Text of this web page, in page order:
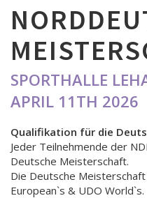
SPORTHALLE
APRIL 11TH 2026
Qualifikation für die
Jeder Teilnehmende der
Deutsche Meisterschaft.
Die Deutsche
European`s & UDO World`s.